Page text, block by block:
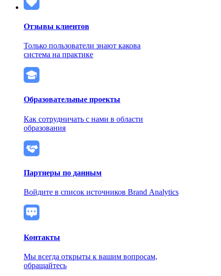
Отзывы клиентов
Только пользователи знают какова
система на практике
Образовательные проекты
Как сотрудничать с нами в области
образования
Партнеры по данным
Войдите в список источников Brand Analytics
Контакты
Мы всегда открыты к вашим вопросам,
обращайтесь